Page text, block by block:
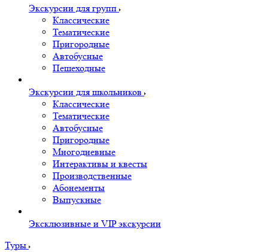
Экскурсии для групп
Классические
Тематические
Пригородные
Автобусные
Пешеходные
Экскурсии для школьников
Классические
Тематические
Автобусные
Пригородные
Многодневные
Интерактивы и квесты
Производственные
Абонементы
Выпускные
Эксклюзивные и VIP экскурсии
Туры